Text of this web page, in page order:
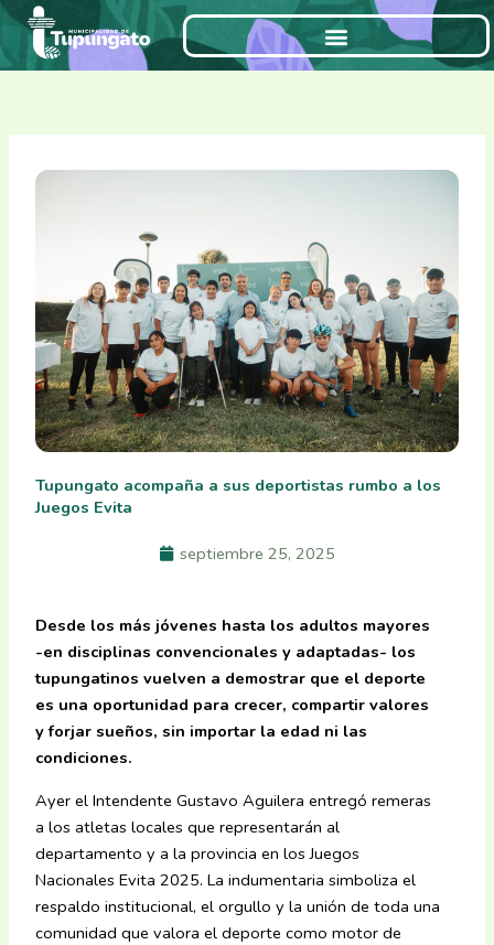
Ir
contenido
Tupungato acompaña a sus deportistas rumbo a los
Juegos Evita
septiembre 25, 2025
Desde los más jóvenes hasta los adultos mayores
-en disciplinas convencionales y adaptadas- los
tupungatinos vuelven a demostrar que el deporte
es una oportunidad para crecer, compartir valores
y forjar sueños, sin importar la edad ni las
condiciones.
Ayer el Intendente Gustavo Aguilera entregó remeras
a los atletas locales que representarán al
departamento y a la provincia en los Juegos
Nacionales Evita 2025. La indumentaria simboliza el
respaldo institucional, el orgullo y la unión de toda una
comunidad que valora el deporte como motor de